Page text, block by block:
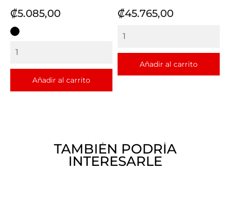
Precio
₡5.085,00
NEGRO
Añadir al carrito
Precio
₡45.765,00
Añadir al carrito
TAMBIÉN PODRÍA
INTERESARLE